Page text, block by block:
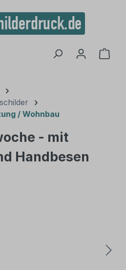
/ Wohnbau
- mit
Handbesen